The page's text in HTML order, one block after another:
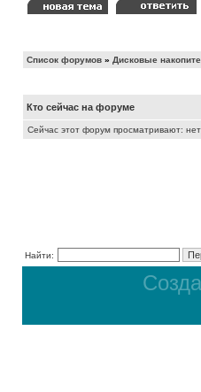
Список форумов » Дисковые
Кто сейчас на форуме
Сейчас этот форум просматривают:
Найти: